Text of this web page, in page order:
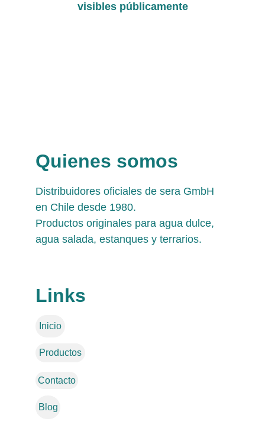
visibles públicamente
Quienes somos
Distribuidores oficiales de sera GmbH
en Chile desde 1980.
Productos originales para agua dulce,
agua salada, estanques y terrarios.
Inicio
Links
Productos
Contacto
Blog